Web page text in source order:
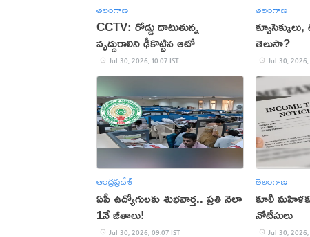
తెలంగాణ
CCTV: రోడ్డు దాటుతున్న
వృద్ధురాలిని ఢీకొట్టిన ఆటో
Jul 30, 2026, 10:07 IST
తెలంగాణ
తెలుసా?
Jul 30, 2026,
ఆంధ్రప్రదేశ్
ఏపీ ఉద్యోగులకు శుభవార్త.. ప్రతి నెలా
1నే జీతాలు!
Jul 30, 2026, 09:07 IST
తెలంగాణ
కూలీ
నోటీసులు
Jul 30, 2026,